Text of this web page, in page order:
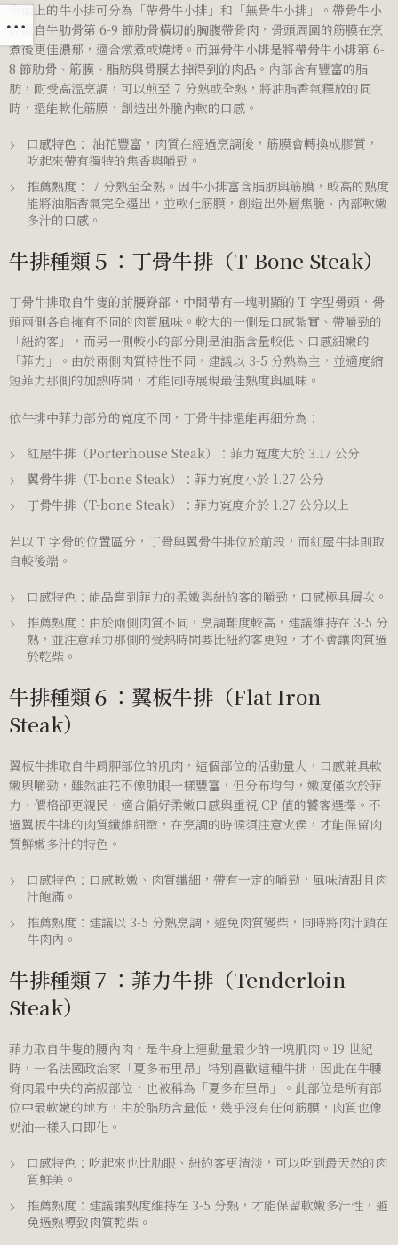
市面上的牛小排可分為「帶骨牛小排」和「無骨牛小排」。 帶骨牛小
排取自牛肋骨第 6-9 節肋骨橫切的胸腹帶骨肉 ，骨頭周圍的筋膜在烹
煮後更佳濃郁，適合燉煮或燒烤。而無骨牛小排是將帶骨牛小排第 6-
8 節肋骨、筋膜、脂肪與骨膜去掉得到的肉品 。內部含有豐富的脂
肪，耐受高溫烹調，可以煎至 7 分熟或全熟，將油脂香氣釋放的同
時，還能軟化筋膜，創造出外脆內軟的口感。
口感特色： 油花豐富，肉質在經過烹調後，筋膜會轉換成膠質，
吃起來帶有獨特的焦香與嚼勁。
推薦熟度： 7 分熟至全熟。因牛小排富含脂肪與筋膜，較高的熟度
能將油脂香氣完全逼出，並軟化筋膜，創造出外層焦脆、內部軟嫩
多汁的口感。
牛排種類５：丁骨牛排（T-Bone Steak）
丁骨牛排取自牛隻的前腰脊部，中間帶有一塊明顯的 T 字型骨頭 ，骨
頭兩側各自擁有不同的肉質風味。較大的一側是口感紮實、帶嚼勁的
「紐約客」，而另一側較小的部分則是油脂含量較低、口感細嫩的
「菲力」。由於兩側肉質特性不同，建議以 3-5 分熟為主，並適度縮
短菲力那側的加熱時間，才能同時展現最佳熟度與風味。
依牛排中菲力部分的寬度不同，丁骨牛排還能再細分為：
紅屋牛排（Porterhouse Steak）
：菲力寬度大於 3.17 公分
翼骨牛排（T-bone Steak）
：菲力寬度小於 1.27 公分
丁骨牛排（T-bone Steak）
：菲力寬度介於 1.27 公分以上
若以 T 字骨的位置區分，丁骨與翼骨牛排位於前段，而紅屋牛排則取
自較後端。
口感特色：能品嘗到菲力的柔嫩與紐約客的嚼勁，口感極具層次。
推薦熟度：由於兩側肉質不同，烹調難度較高，建議維持在 3-5 分
熟，並注意菲力那側的受熱時間要比紐約客更短，才不會讓肉質過
於乾柴。
牛排種類６：翼板牛排（Flat Iron
Steak）
翼板牛排取自牛肩胛部位的肌肉，這個部位的活動量大，口感兼具軟
嫩與嚼勁，雖然油花不像肋眼一樣豐富，但分布均勻，嫩度僅次於菲
力，價格卻更親民，適合偏好柔嫩口感與重視 CP 值的饕客選擇。不
過翼板牛排的肉質纖維細緻，在烹調的時候須注意火侯，才能保留肉
質鮮嫩多汁的特色。
口感特色：口感軟嫩、肉質纖細，帶有一定的嚼勁，風味清甜且肉
汁飽滿。
推薦熟度：建議以 3-5 分熟烹調，避免肉質變柴，同時將肉汁鎖在
牛肉內。
牛排種類７：菲力牛排（Tenderloin
Steak）
菲力取自牛隻的腰內肉，是牛身上運動量最少的一塊肌肉。19 世紀
時，一名法國政治家「夏多布里昂」特別喜歡這種牛排，因此在牛腰
脊肉最中央的高級部位，也被稱為「夏多布里昂」。此部位是所有部
位中最軟嫩的地方，由於脂肪含量低，幾乎沒有任何筋膜，肉質也像
奶油一樣入口即化。
口感特色：吃起來也比肋眼、紐約客更清淡，可以吃到最天然的肉
質鮮美。
推薦熟度：建議讓熟度維持在 3-5 分熟，才能保留軟嫩多汁性，避
免過熟導致肉質乾柴。